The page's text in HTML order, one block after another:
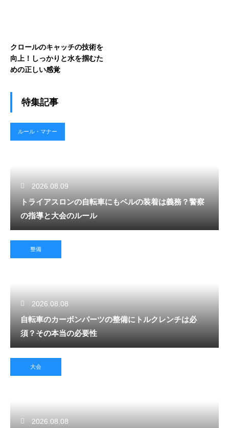
クロールのキャッチの技術を
向上！しっかりと水を掴むた
めの正しい感覚
特集記事
ルール・マナー
2026.08.09
トライアスロンの自転車にもベルの装着は義務？警察
の指導と大会のルール
整備
2026.08.08
自転車のカーボンパーツの整備にトルクレンチは必
須？その本当の必要性
大会
2026.08.08